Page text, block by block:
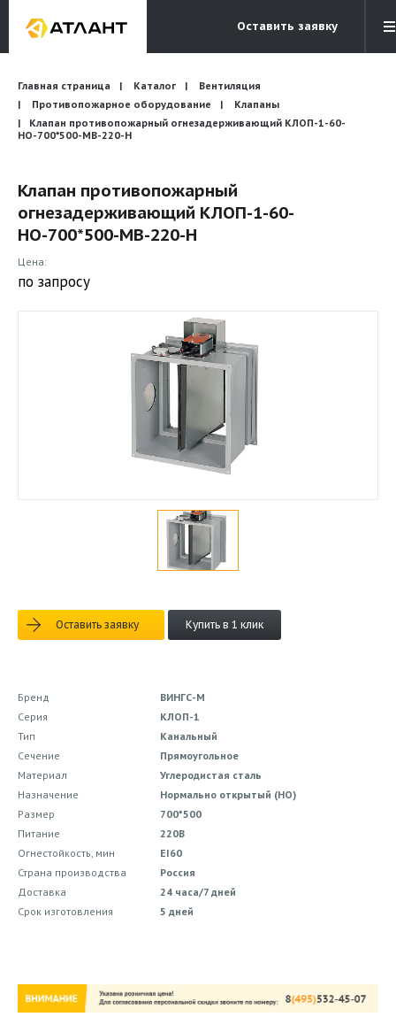
Оставить заявку
Электронная почта
info@atlantcompany.ru
Бесплатный звонок
8 (495) 532-45-07
Бренды
Каталоги
Бланки запросов
Главная страница Каталог
Вентиляция
Противопожарное оборудование
Клапаны
Клапан противопожарный огнезадерживающий КЛОП-1-60-
НО-700*500-МВ-220-H
Клапан противопожарный
огнезадерживающий КЛОП-1-60-
НО-700*500-МВ-220-H
Цена:
по запросу
Оставить заявку Купить в 1 клик
Бренд
ВИНГС-М
Серия
КЛОП-1
Тип
Канальный
Сечение
Прямоугольное
Материал
Углеродистая сталь
Назначение
Нормально открытый (НО)
Размер
700*500
Питание
220В
Огнестойкость, мин
EI60
Страна производства
Россия
Доставка
24 часа/7 дней
Срок изготовления
5 дней